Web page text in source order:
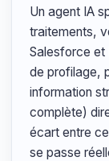
Un agent IA
traitements,
Salesforce et
de profilage,
information
complète)
écart entre
se passe